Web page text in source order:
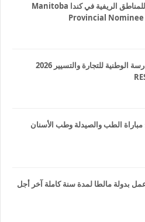
التسجيل للهجرة للمناطق الريفية في كندا Manitoba
Provincial Nominee
نتائج النهائية المدرسة الوطنية للتجارة والتسيير 2026
مباراة الطب والصيدلة وطب الأسنان
بدولة مالطا لمدة سنة كاملة آخر أجل